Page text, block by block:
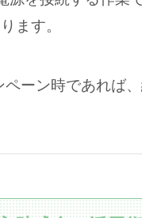
ます。
ーン時であれば、